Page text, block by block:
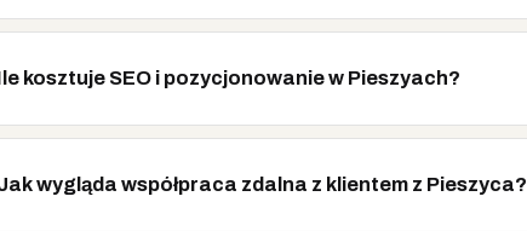
kosztuje SEO i pozycjonowanie w Pieszyach?
wygląda współpraca zdalna z klientem z Pieszyca?